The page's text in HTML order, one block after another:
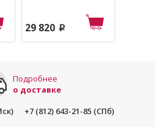
29 820 p
Подробнее
о доставке
+7 (812) 643-21-85 (СПб)